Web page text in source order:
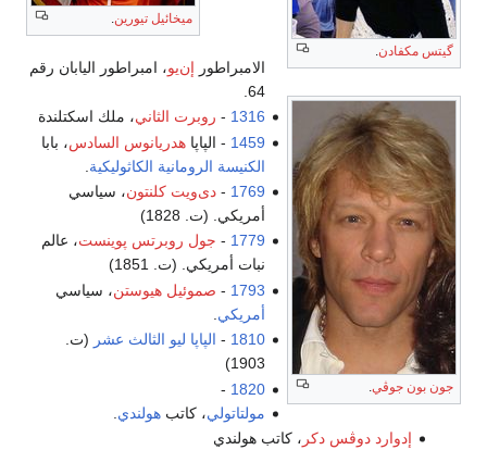
گيتس مكفادن
ميخائيل تيورين
جون بون جوڤي.
الامبراطور إن‌يو، امبراطور اليابان رقم
64.
1316
- روبرت الثاني، ملك اسكتلندة
1459 - الپاپا هدريانوس السادس، بابا
الكنيسة الرومانية الكاثوليكية
1769
- دى‌ويت كلنتون، سياسي
أمريكي. (ت. 1828)
1779
- جول روبرتس پوينست، عالم
نبات أمريكي. (ت. 1851)
1793
- صموئيل هيوستن، سياسي
أمريكي
1810
- الپاپا ليو الثالث عشر (ت.
1903)
1820
-
مولتاتولي، كاتب هولندي
إدوارد دوڤس دكر ، كاتب هولندي